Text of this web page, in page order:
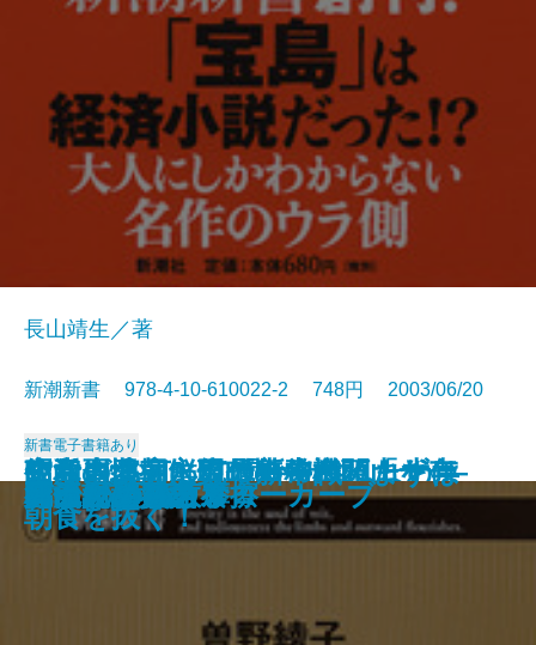
政党崩壊―永田町の失われた十年
―
知らざあ言って聞かせやしょう―
心に響く歌舞伎の名せりふ―
安楽死のできる国
昭和史発掘 幻の特務機関「ヤ
マ」
元気が出る患者学
天皇家の財布
空白の北朝鮮現代史―白頭山を売
った金日成―
山本周五郎のことば
死亡記事を読む
謎解き 少年少女世界の名作
長山靖生／著
新潮新書 978-4-10-610022-2 748円 2003/06/20
新書電子書籍あり
アラブの格言
アメリカ病
時価会計不況
日中ビジネス摩擦
生活習慣病に克つ新常識 まずは
朝食を抜く！
真っ向勝負のスローカーブ
明治天皇を語る
漂流記の魅力
バカの壁
死ぬための教養